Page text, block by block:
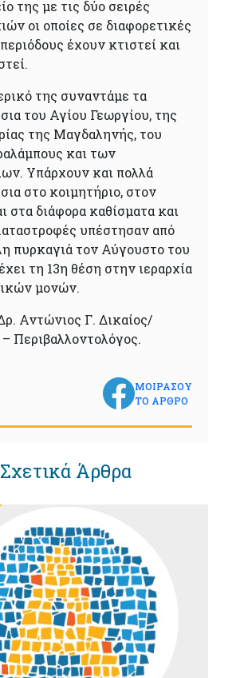
της με τις δύο σειρές
οι οποίες σε διαφορετικές
έχουν κτιστεί και
της συναντάμε τα
του Αγίου Γεωργίου, της
της Μαγδαληνής, του
και των
Υπάρχουν και πολλά
στο κοιμητήριο, στον
στα διάφορα καθίσματα και
υπέστησαν από
πυρκαγιά τον Αύγουστο του
τη 13η θέση στην ιεραρχία
μονών.
Αντώνιος Γ. Δικαίος/
Περιβαλλοντολόγος.
ΜΟΙΡΑΣΟΥ
ΤΟ ΑΡΘΡΟ
Σχετικά Άρθρα